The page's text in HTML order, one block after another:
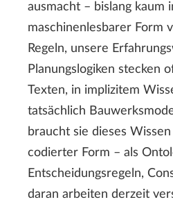
ausmacht – bislang kaum
maschinenlesbarer Form
Regeln, unsere
Planungslogiken stecken
Texten, in implizitem
tatsächlich
braucht sie dieses
codierter Form – als
Entscheidungsregeln,
daran arbeiten derzeit